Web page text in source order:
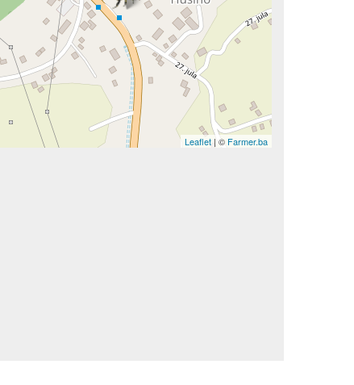
Leaflet | © Farmer.ba